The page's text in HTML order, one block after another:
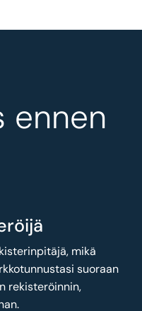
ennen
mikä
suoraan
rekisteröinnin,